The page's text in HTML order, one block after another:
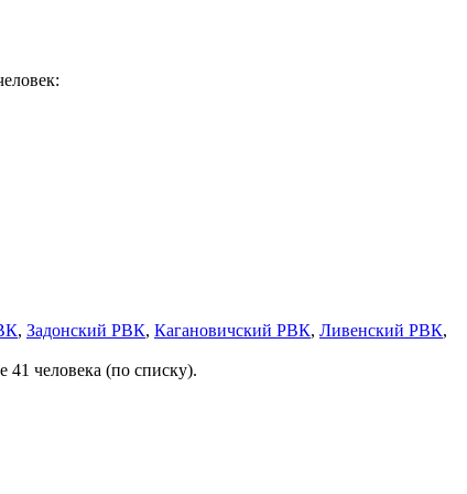
, Задонский РВК, Кагановичский РВК, Ливенский РВК,
человека (по списку).